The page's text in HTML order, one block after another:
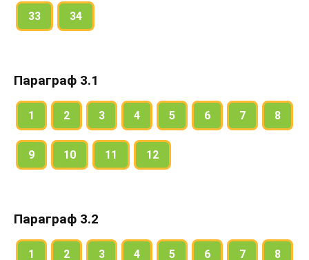
33 34
Параграф 3.1
1 2 3 4 5 6 7 8
9 10 11 12
Параграф 3.2
1 2 3 4 5 6 7 8